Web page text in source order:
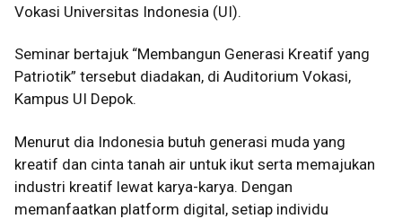
Vokasi Universitas Indonesia (UI).
Seminar bertajuk “Membangun Generasi Kreatif yang
Patriotik” tersebut diadakan, di Auditorium Vokasi,
Kampus UI Depok.
Menurut dia Indonesia butuh generasi muda yang
kreatif dan cinta tanah air untuk ikut serta memajukan
industri kreatif lewat karya-karya. Dengan
memanfaatkan platform digital, setiap individu